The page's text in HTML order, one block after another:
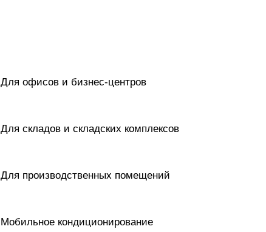
Для офисов и бизнес-центров
Для складов и складских комплексов
Для производственных помещений
Мобильное кондиционирование